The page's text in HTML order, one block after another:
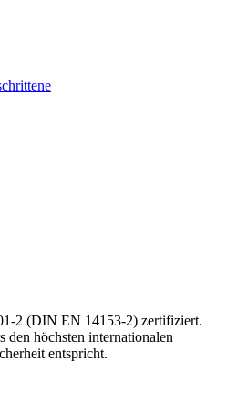
2 (DIN EN 14153-2) zertifiziert.
den höchsten internationalen
entspricht.